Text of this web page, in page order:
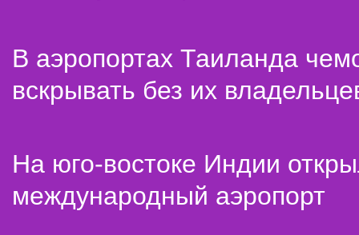
В аэропортах Таиланда
вскрывать без их
На юго-востоке Индии
международный аэропорт